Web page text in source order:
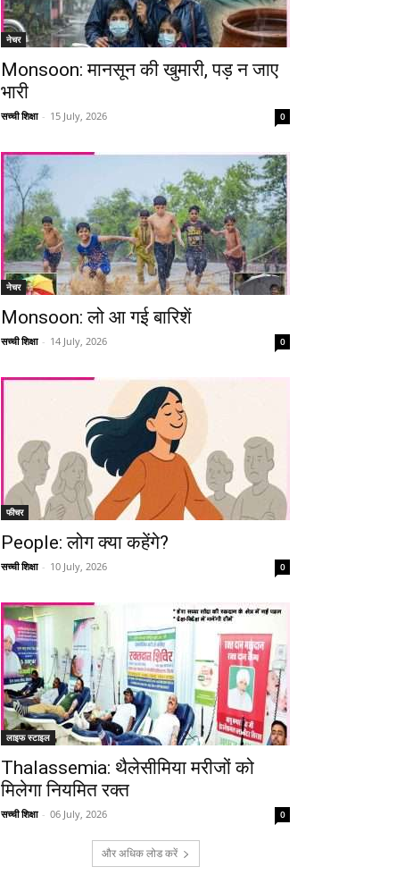
नेचर
Monsoon: मानसून की खुमारी, पड़ न जाए
भारी
सच्ची शिक्षा - 15 July, 2026 0
नेचर
Monsoon: लो आ गई बारिशें
सच्ची शिक्षा - 14 July, 2026 0
फीचर
People: लोग क्या कहेंगे?
सच्ची शिक्षा - 10 July, 2026 0
लाइफ स्टाइल
Thalassemia: थैलेसीमिया मरीजों को
मिलेगा नियमित रक्त
सच्ची शिक्षा - 06 July, 2026 0
और अधिक लोड करें